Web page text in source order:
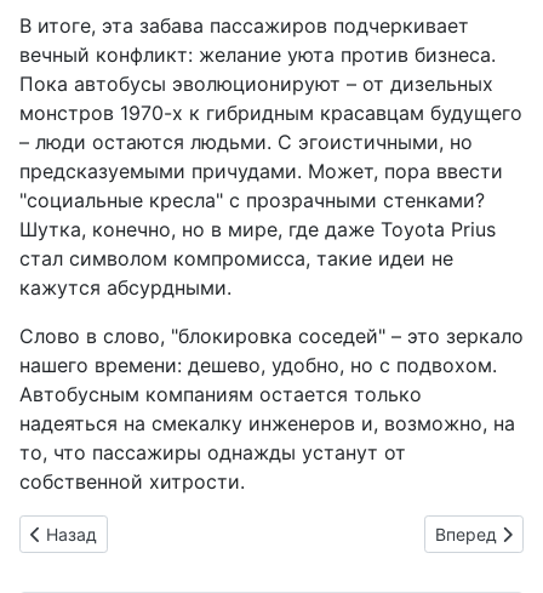
В итоге, эта забава пассажиров подчеркивает
вечный конфликт: желание уюта против бизнеса.
Пока автобусы эволюционируют – от дизельных
монстров 1970-х к гибридным красавцам будущего
– люди остаются людьми. С эгоистичными, но
предсказуемыми причудами. Может, пора ввести
"социальные кресла" с прозрачными стенками?
Шутка, конечно, но в мире, где даже Toyota Prius
стал символом компромисса, такие идеи не
кажутся абсурдными.
Слово в слово, "блокировка соседей" – это зеркало
нашего времени: дешево, удобно, но с подвохом.
Автобусным компаниям остается только
надеяться на смекалку инженеров и, возможно, на
то, что пассажиры однажды устанут от
собственной хитрости.
Предыдущий: Nissan в вихре корректировок: убытки на
Назад Следующий:
Вперед